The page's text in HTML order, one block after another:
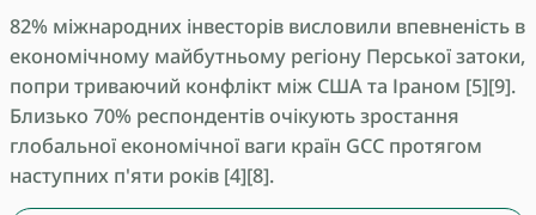
82% міжнародних інвесторів висловили впевненість в
економічному майбутньому регіону Перської затоки,
попри триваючий конфлікт між США та Іраном [5][9].
Близько 70% респондентів очікують зростання
глобальної економічної ваги країн GCC протягом
наступних п'яти років [4][8].